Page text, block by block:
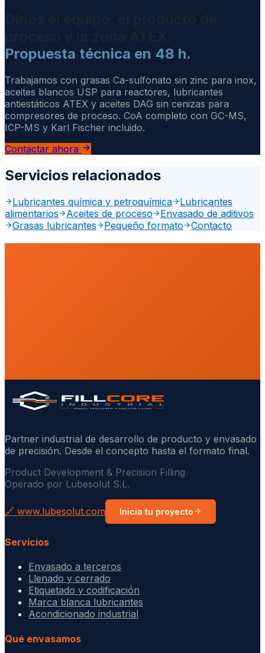
Propuesta técnica en 48 h.
Trabajamos con grasas Ca-sulfonato sin zinc para inox,
aceites blancos USP para reactores, lubricantes
antiestáticos ATEX y aceites DAG sin cenizas para
compresores de proceso. CoA completo con GC-MS,
ICP-MS y Karl Fischer incluido.
Contactar ahora
Servicios relacionados
Lubricantes química y petroquímica
Lubricantes
alimentarios
Aceites de proceso
Envasado de aditivos
Grasas lubricantes
Pequeño formato Contacto
Partner industrial de desarrollo de producto y envasado
de precisión. Desde el concepto hasta el formato final.
Product Development & Precision Filling
Operado por Lubesolut S.L.
🔗 www.lubesolut.com Inicia tu proyecto
Servicios
Envasado a terceros
Llenado y cerrado
Etiquetado y codificación
Marca blanca lubricantes
Acondicionado industrial
Qué envasamos